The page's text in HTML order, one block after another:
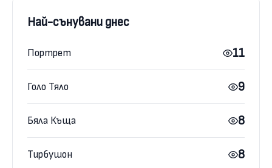
Най-сънувани днес
Портрет 11
Голо Тяло 9
Бяла Къща 8
Тирбушон 8